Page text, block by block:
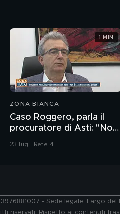
ZONA BIANCA
Caso Roggero, parla il
procuratore di Asti: "Non
è stata legittima difesa"
23 lug | Rete 4
1 MIN
- Sede legale: Largo